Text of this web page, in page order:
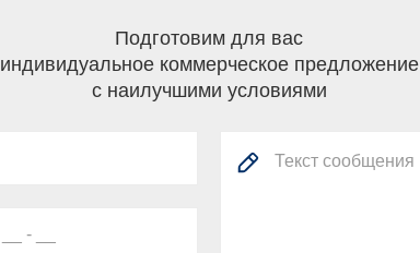
Подготовим для вас
индивидуальное коммерческое предложение
с наилучшими условиями